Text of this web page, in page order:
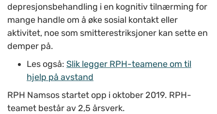
depresjonsbehandling i en kognitiv tilnærming for
mange handle om å øke sosial kontakt eller
aktivitet, noe som smitterestriksjoner kan sette en
demper på.
Les også: Slik legger RPH-teamene om til
hjelp på avstand
RPH Namsos startet opp i oktober 2019. RPH-
teamet består av 2,5 årsverk.